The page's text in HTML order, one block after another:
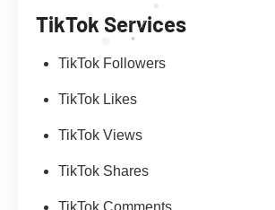
TikTok Services
TikTok Followers
TikTok Likes
TikTok Views
TikTok Shares
TikTok Comments